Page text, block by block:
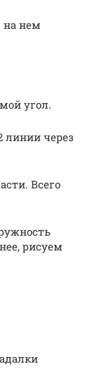
на нем
угол.
через
Всего
рисуем